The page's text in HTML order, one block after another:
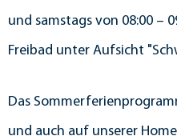
und samstags von 08:00 –
Freibad unter Aufsicht
Das
und auch auf unserer